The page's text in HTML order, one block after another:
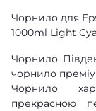
Чорнило для
1000ml Light
Чорнило
чорнило
Чорнило
прекрасною